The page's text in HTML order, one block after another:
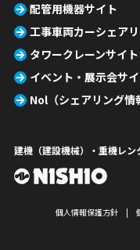
配管用機器サイト
工事車両カーシェア
タワークレーンサイト
イベント・展示会サ
Nol（シェアリング情
建機（建設機械）・重機レ
個人情報保護方針